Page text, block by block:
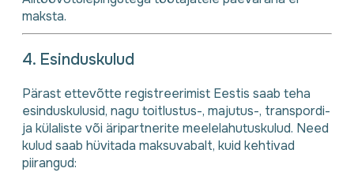
maksta.
4. Esinduskulud
Pärast ettevõtte registreerimist Eestis saab teha
esinduskulusid, nagu toitlustus-, majutus-, transpordi-
ja külaliste või äripartnerite meelelahutuskulud. Need
kulud saab hüvitada maksuvabalt, kuid kehtivad
piirangud: